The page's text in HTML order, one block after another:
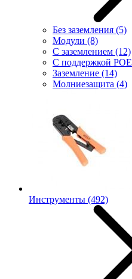
Без заземления (5)
Модули (8)
С заземлением (12)
С поддержкой POE
Заземление (14)
Молниезащита (4)
Инструменты (492)